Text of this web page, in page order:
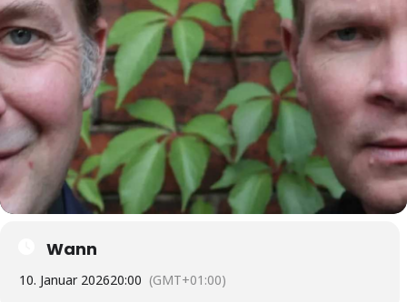
Wann
10. Januar 202620:00 (GMT+01:00)